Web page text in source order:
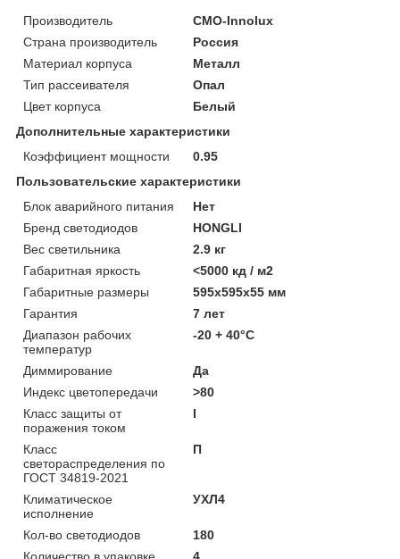
Производитель
CMO-Innolux
Страна производитель
Россия
Материал корпуса
Металл
Тип рассеивателя
Опал
Цвет корпуса
Белый
Дополнительные характеристики
Коэффициент мощности
0.95
Пользовательские характеристики
Блок аварийного питания
Нет
Бренд светодиодов
HONGLI
Вес светильника
2.9 кг
Габаритная яркость
<5000 кд / м2
Габаритные размеры
595х595х55 мм
Гарантия
7 лет
Диапазон рабочих
температур
-20 + 40°C
Диммирование
Да
Индекс цветопередачи
>80
Класс защиты от
поражения током
I
Класс
светораспределения по
ГОСТ 34819-2021
П
Климатическое
исполнение
УХЛ4
Кол-во светодиодов
180
Количество в упаковке
4